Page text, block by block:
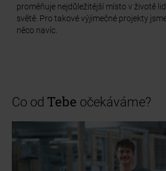
proměňuje nejdůležitější místo v životě
světě. Pro takové výjimečné projekty
něco navíc.
Co od Tebe očekáváme?